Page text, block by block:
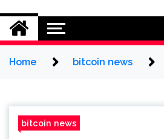
Home bitcoin news
bitcoin news